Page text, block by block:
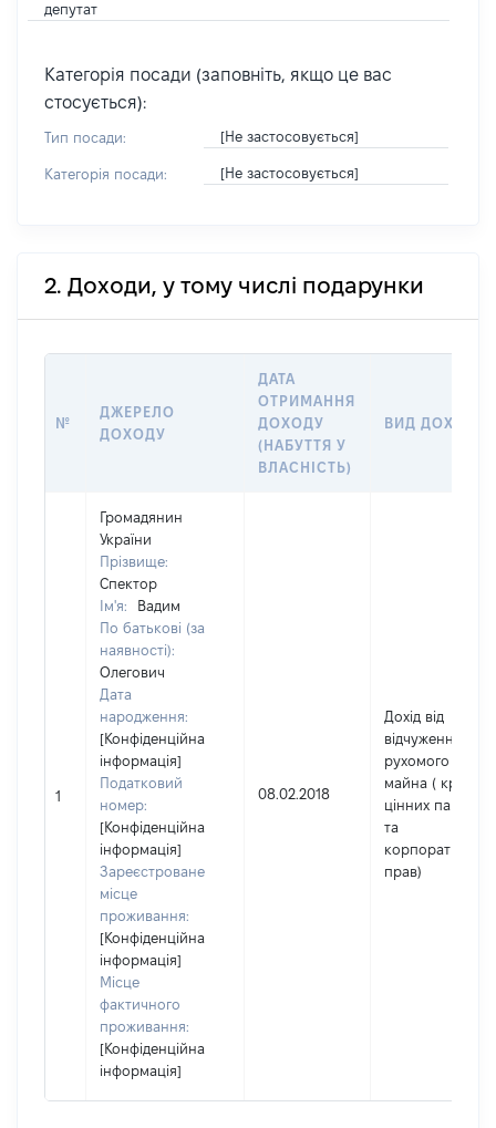
депутат
Категорія посади (заповніть, якщо це вас
стосується):
Тип посади: [Не застосовується]
Категорія посади: [Не застосовується]
2. Доходи, у тому числі подарунки
№
ДЖЕРЕЛО
ДОХОДУ
ДАТА
ОТРИМАННЯ
ДОХОДУ
(НАБУТТЯ У
ВЛАСНІСТЬ)
ВИД ДОХОДУ
1
Громадянин
України
Прізвище:
Спектор
Ім'я:
Вадим
По батькові (за
наявності):
Олегович
Дата
народження:
[Конфіденційна
інформація]
Податковий
номер:
[Конфіденційна
інформація]
Зареєстроване
місце
проживання:
[Конфіденційна
інформація]
Місце
фактичного
проживання:
[Конфіденційна
інформація]
08.02.2018
Дохід від
відчуження
рухомого
майна ( крім
цінних паперів
та
корпоративних
прав)